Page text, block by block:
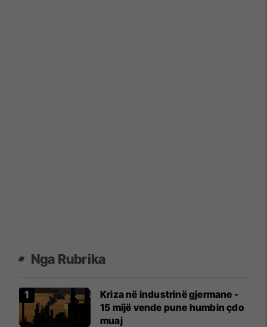
Nga Rubrika
Kriza në industrinë gjermane -
15 mijë vende pune humbin çdo
muaj